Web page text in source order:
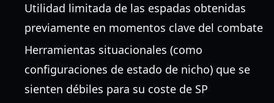
Utilidad limitada de las espadas obtenidas
previamente en momentos clave del combate
Herramientas situacionales (como
configuraciones de estado de nicho) que se
sienten débiles para su coste de SP